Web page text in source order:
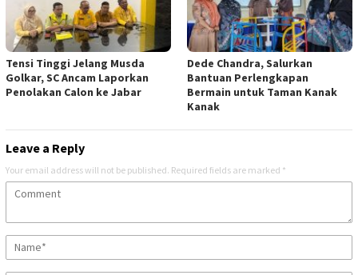
Tensi Tinggi Jelang Musda
Golkar, SC Ancam Laporkan
Penolakan Calon ke Jabar
Dede Chandra, Salurkan
Bantuan Perlengkapan
Bermain untuk Taman Kanak
Kanak
Leave a Reply
Your email address will not be published. Required fields are marked *